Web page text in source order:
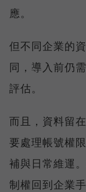
應。
但不同企業的
同，導入前仍
評估。
而且，資料留
要處理帳號權
補與日常維運
制權回到企業